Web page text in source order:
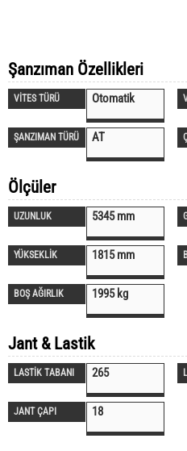
Şanzıman Özellikleri
VİTES TÜRÜ Otomatik
ŞANZIMAN TÜRÜ AT
Ölçüler
UZUNLUK 5345 mm
YÜKSEKLİK 1815 mm
BOŞ AĞIRLIK 1995 kg
Jant & Lastik
LASTİK TABANI 265
JANT ÇAPI 18